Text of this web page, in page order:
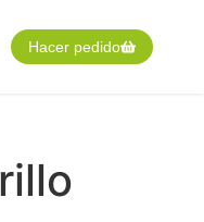
Hacer pedido